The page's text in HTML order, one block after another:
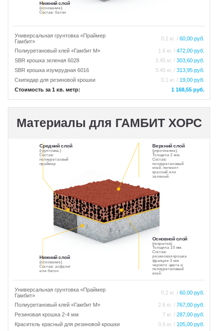
Нижний слой
(основание).
Состав: бетон
Универсальная грунтовка «Праймер
Гамбит»
0.2 кг. / 60,00 руб.
Полиуретановый клей «Гамбит М» 1.6 кг. / 472,00 руб.
SBR крошка зеленая 6028
3.45 кг. / 303,60 руб.
SBR крошка изумрудная 6016
3.45 кг. / 313,95 руб.
Скипидар для резиновой крошки
0.1 кг. / 19,00 руб.
Стоимость за 1 кв. метр:
1 168,55 руб.
Материалы для ГАМБИТ ХОРС
Нижний слой
(основание).
Состав: асфальт
или бетон
Средний слой
(грунтовка.)
Состав:
полиуретаовый
праймер
Основной слой
(покрытие).
Толщина 10 мм.
Состав:
резиновая крошка
фракции 3 мм
черного цвета и
полиуретановый
клей.
Верхний слой
(упрочнение).
Толщина 2 мм.
Состав:
полиуретановый
клей, пигмент
красный или
зеленый.
Универсальная грунтовка «Праймер
Гамбит»
0.2 кг. / 60,00 руб.
Полиуретановый клей «Гамбит М» 2.6 кг. / 767,00 руб.
Резиновая крошка 2-4 мм
7 кг. / 287,00 руб.
Краситель красный для резиновой крошки
0.6 кг. / 105,00 руб.